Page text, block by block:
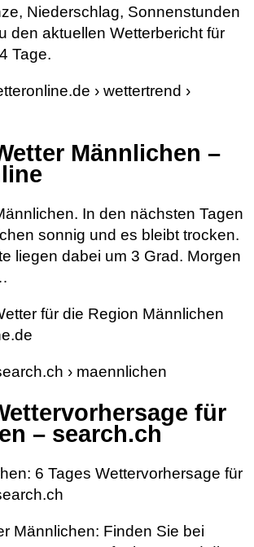
Niederschlag, Sonnenstunden
den aktuellen Wetterbericht für
Tage.
› wettertrend ›
Männlichen –
In den nächsten Tagen
sonnig und es bleibt trocken.
liegen dabei um 3 Grad. Morgen
für die Region Männlichen
› maennlichen
für
– search.ch
6 Tages Wettervorhersage für
Männlichen: Finden Sie bei